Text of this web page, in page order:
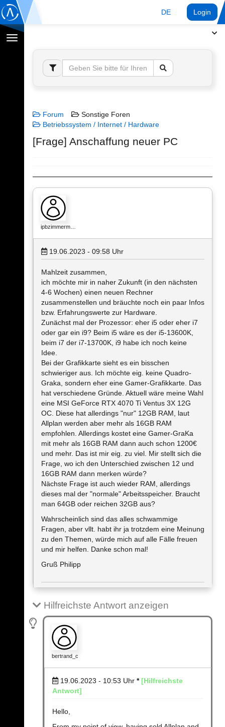
DE Login
Navigation
umschalten
Forum
Sonstige Foren
Betriebssystem / Internet / Hardware
[Frage] Anschaffung neuer PC
ipbzimmerm…
19.06.2023 - 09:58 Uhr
Mahlzeit zusammen,
ich möchte mir in naher Zukunft (in den nächsten
4-6 Wochen) einen neuen Rechner
zusammenstellen und bräuchte noch ein paar Infos
bzw. Erfahrungswerte zur Hardware.
Zunächst mal der Prozessor: eher i5 oder eher i7
oder gar ein i9? Beim i5 wäre es der i5-13600K,
beim i7 der i7-13700K, i9 habe ich noch keine
Idee.
Bei der Grafikkarte sieht es ein bisschen
schwieriger aus. Ich möchte eig. keine Quadro-
Graka, sondern eher eine Gamer-Grafikkarte. Das
hat verschiedene Gründe. Aktuell wäre meine Wahl
eine MSI GeForce RTX 4070 Ti Ventus 3X 12G
OC. Diese hat allerdings "nur" 12GB RAM, laut
Allplan werden aber mehr als 16GB RAM
empfohlen. Allerdings kostet eine Gamer-GraKa
mit mehr als 16GB RAM dann auch schon 1200€
und mehr. Das ist mir eig. zu viel. Mir stellt sich die
Frage, wo ich den Unterschied zwischen 12 und
16GB RAM dann merken würde?
Nächste Frage ist auch wieder RAM, allerdings
dieses mal der "normale" Arbeitsspeicher. Braucht
man 64GB oder reichen 32GB aus?
Wahrscheinlich sind das alles schwammige
Fragen, aber vllt. habt ihr ja trotzdem eine Meinung
zu den Themen, würde mich auf alle Fälle freuen
und mir helfen. Danke schon mal!
Gruß Philipp
Hilfreichste Antwort anzeigen
bertrand_c
19.06.2023 - 10:53 Uhr * [Hilfreichste
Antwort]
Hello,